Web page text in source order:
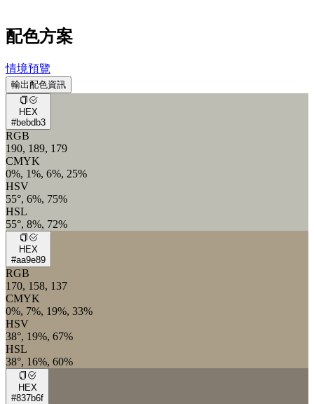
配色方案
情境預覽
輸出配色資訊
HEX
#bebdb3
RGB
190, 189, 179
CMYK
0%, 1%, 6%, 25%
HSV
55°, 6%, 75%
HSL
55°, 8%, 72%
HEX
#aa9e89
RGB
170, 158, 137
CMYK
0%, 7%, 19%, 33%
HSV
38°, 19%, 67%
HSL
38°, 16%, 60%
HEX
#837b6f